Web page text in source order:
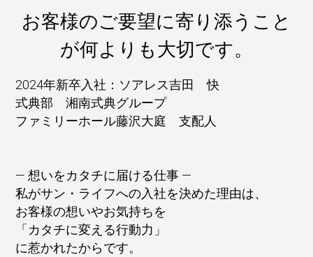
お客様のご要望に寄り添うこと
が何よりも大切です。
2024年新卒入社：ソアレス吉田 快
式典部 湘南式典グループ
ファミリーホール藤沢大庭 支配人
― 想いをカタチに届ける仕事 ―
私がサン・ライフへの入社を決めた理由は、
お客様の想いやお気持ちを
「カタチに変える行動力」
に惹かれたからです。